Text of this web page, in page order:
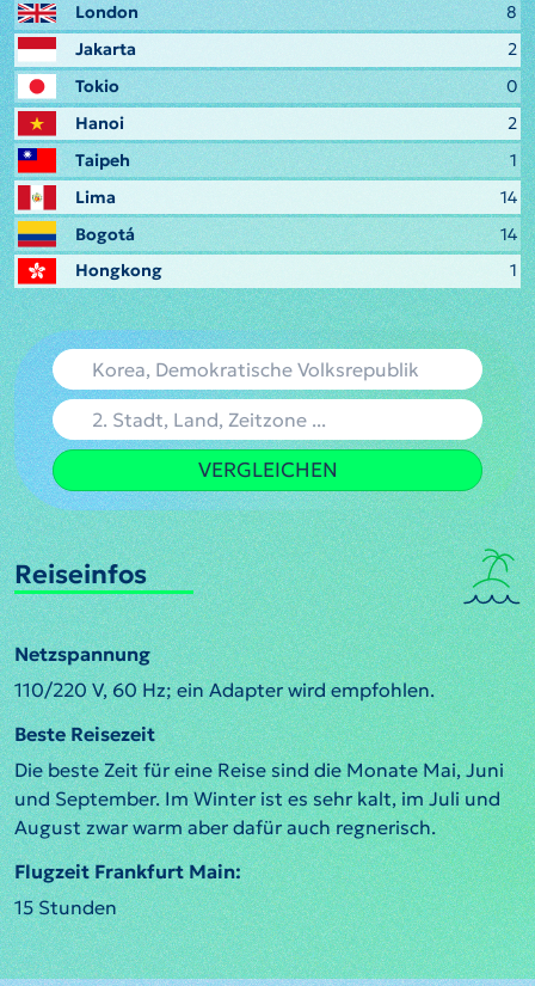
London
8
Jakarta
2
Tokio
0
Hanoi
2
Taipeh
1
Lima
14
Bogotá
14
Hongkong
1
VERGLEICHEN
Reiseinfos
Netzspannung
110/220 V, 60 Hz; ein Adapter wird empfohlen.
Beste Reisezeit
Die beste Zeit für eine Reise sind die Monate Mai, Juni
und September. Im Winter ist es sehr kalt, im Juli und
August zwar warm aber dafür auch regnerisch.
Flugzeit Frankfurt Main:
15 Stunden